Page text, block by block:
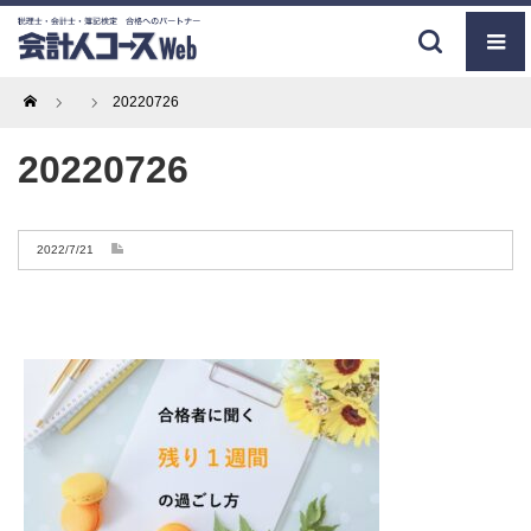
Home 20220726
20220726
2022/7/21